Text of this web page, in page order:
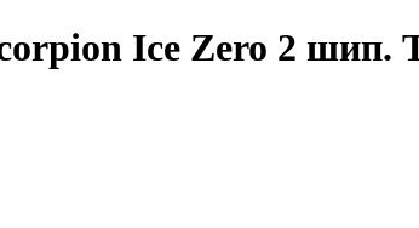
Ice Zero 2 шип.